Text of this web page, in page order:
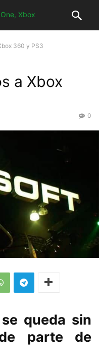
360 y PS3
a Xbox
0
queda sin
parte de